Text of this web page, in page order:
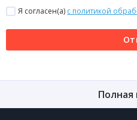
Я согласен(a) с политикой
Полная